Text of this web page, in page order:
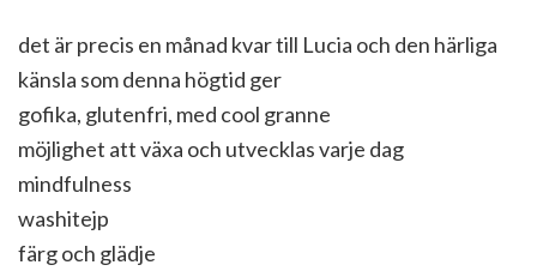
det är precis en månad kvar till Lucia och den härliga
känsla som denna högtid ger
gofika, glutenfri, med cool granne
möjlighet att växa och utvecklas varje dag
mindfulness
washitejp
färg och glädje